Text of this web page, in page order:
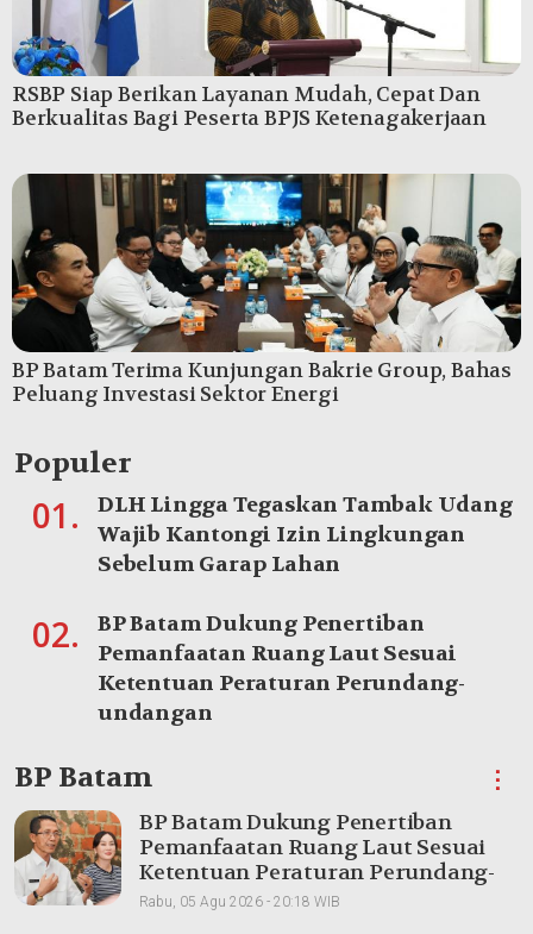
RSBP Siap Berikan Layanan Mudah, Cepat Dan
Berkualitas Bagi Peserta BPJS Ketenagakerjaan
BP Batam Terima Kunjungan Bakrie Group, Bahas
Peluang Investasi Sektor Energi
Populer
01.
DLH Lingga Tegaskan Tambak Udang
Wajib Kantongi Izin Lingkungan
Sebelum Garap Lahan
02.
BP Batam Dukung Penertiban
Pemanfaatan Ruang Laut Sesuai
Ketentuan Peraturan Perundang-
undangan
BP Batam ⋮
BP Batam Dukung Penertiban
Pemanfaatan Ruang Laut Sesuai
Ketentuan Peraturan Perundang-
undangan
Rabu, 05 Agu 2026 - 20:18 WIB